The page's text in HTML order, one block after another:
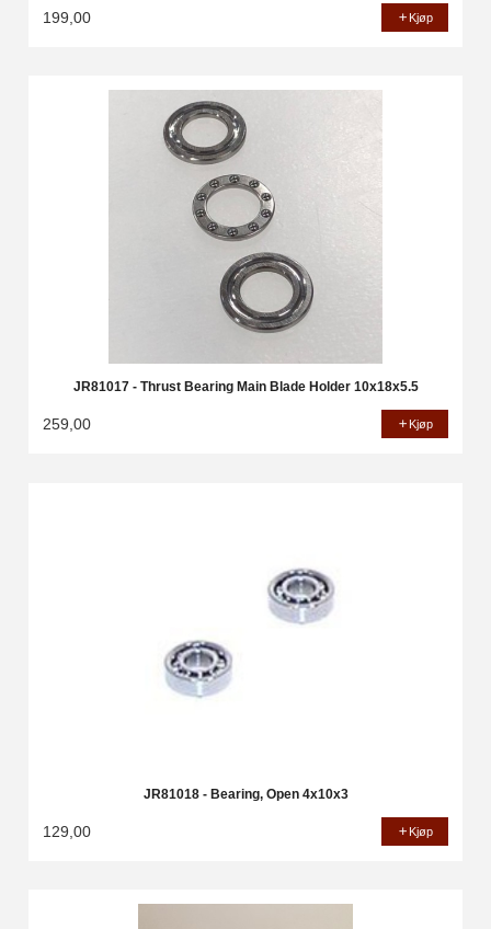
199,00 Kjøp
JR81017 - Thrust Bearing Main Blade Holder 10x18x5.5
259,00 Kjøp
JR81018 - Bearing, Open 4x10x3
129,00 Kjøp